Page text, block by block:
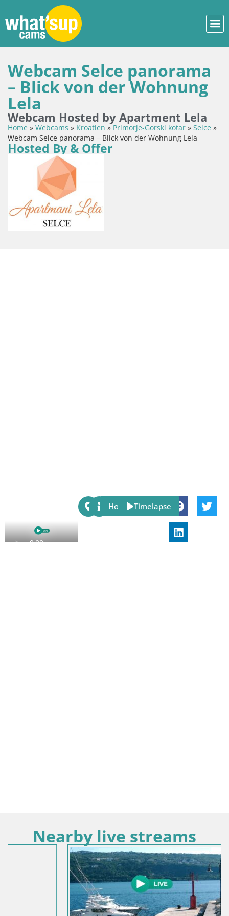
Webcam Selce panorama
– Blick von der Wohnung
Lela
Webcam Hosted by Apartment Lela
Home » Webcams » Kroatien »Primorje-Gorski kotar » Selce »
Webcam Selce panorama – Blick von der Wohnung Lela
Hosted By & Offer
Share:
Host Timelapse
Nearby live streams